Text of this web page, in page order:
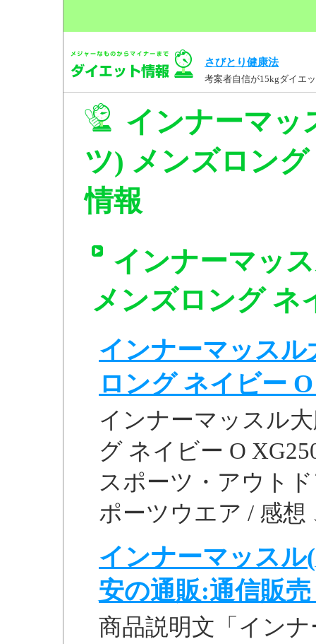
さびとり健康法
考案者自信が15kgダイエ
インナーマッ
ツ) メンズロング
情報
インナーマッ
メンズロング ネ
インナーマッス
ロング ネイビー
インナーマッスル
グ ネイビー O
スポーツ・アウト
ポーツウエア / 感想
インナーマッスル
安の通販:通信販売
商品説明文「イン